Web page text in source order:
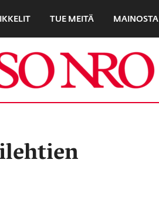
TUE MEITÄ MAINOSTA